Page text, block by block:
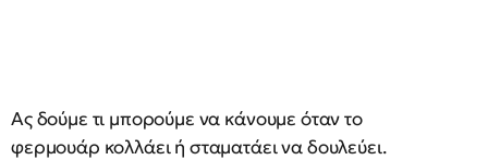
Ας δούμε τι μπορούμε να κάνουμε όταν το
φερμουάρ κολλάει ή σταματάει να δουλεύει.